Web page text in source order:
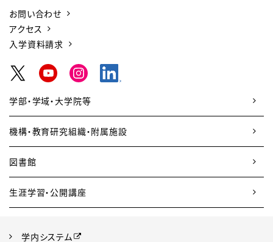
お問い合わせ
アクセス
入学資料請求
学部・学域・大学院等
機構・教育研究組織・附属施設
図書館
生涯学習・公開講座
学内システム